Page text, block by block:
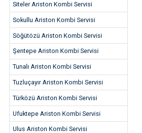
Siteler Ariston Kombi Servisi
Sokullu Ariston Kombi Servisi
Söğütözü Ariston Kombi Servisi
Şentepe Ariston Kombi Servisi
Tunalı Ariston Kombi Servisi
Tuzluçayır Ariston Kombi Servisi
Türközü Ariston Kombi Servisi
Ufuktepe Ariston Kombi Servisi
Ulus Ariston Kombi Servisi